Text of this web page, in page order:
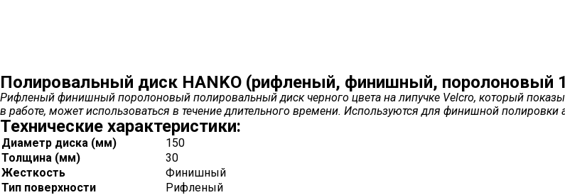
Полировальный диск HANKO (рифленый, финишный, поролоновый
Рифленый финишный поролоновый полировальный диск черного цвета на липучке Velcro, который
в работе, может использоваться в течение длительного времени. Используются для финишной
Технические характеристики:
Диаметр диска (мм)
150
Толщина (мм)
30
Жесткость
Финишный
Тип поверхности
Рифленый